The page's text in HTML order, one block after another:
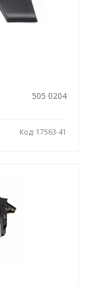
505 0204
Код: 17563-41